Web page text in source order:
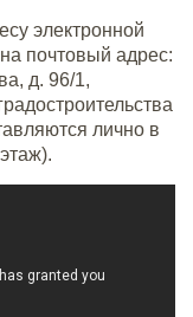
электронной
почтовый адрес:
д. 96/1,
лично в